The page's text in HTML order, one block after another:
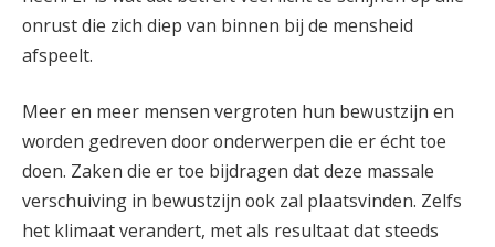
onrust die zich diep van binnen bij de mensheid
afspeelt.
Meer en meer mensen vergroten hun bewustzijn en
worden gedreven door onderwerpen die er écht toe
doen. Zaken die er toe bijdragen dat deze massale
verschuiving in bewustzijn ook zal plaatsvinden. Zelfs
het klimaat verandert, met als resultaat dat steeds